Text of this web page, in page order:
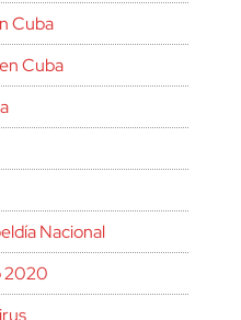
Cuba
Cuba
Nacional
2020